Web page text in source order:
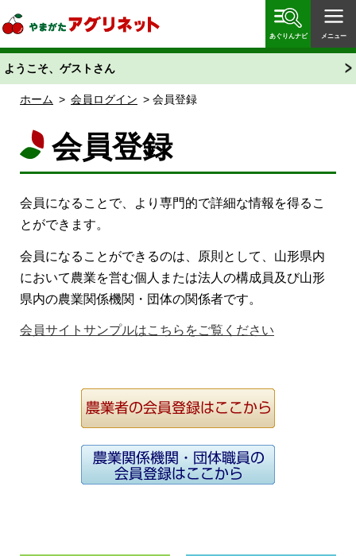
「あぐりん」
あぐりんナビ メニュー
ようこそ、ゲストさん
ホーム > 会員ログイン > 会員登録
会員登録
会員になることで、より専門的で詳細な情報を得るこ
とができます。
会員になることができるのは、原則として、山形県内
において農業を営む個人または法人の構成員及び山形
県内の農業関係機関・団体の関係者です。
会員サイトサンプルはこちらをご覧ください